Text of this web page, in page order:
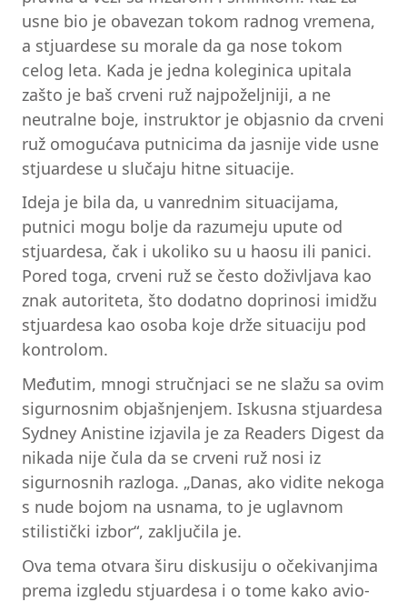
usne bio je obavezan tokom radnog vremena,
a stjuardese su morale da ga nose tokom
celog leta. Kada je jedna koleginica upitala
zašto je baš crveni ruž najpoželjniji, a ne
neutralne boje, instruktor je objasnio da crveni
ruž omogućava putnicima da jasnije vide usne
stjuardese u slučaju hitne situacije.
Ideja je bila da, u vanrednim situacijama,
putnici mogu bolje da razumeju upute od
stjuardesa, čak i ukoliko su u haosu ili panici.
Pored toga, crveni ruž se često doživljava kao
znak autoriteta, što dodatno doprinosi imidžu
stjuardesa kao osoba koje drže situaciju pod
kontrolom.
Međutim, mnogi stručnjaci se ne slažu sa ovim
sigurnosnim objašnjenjem. Iskusna stjuardesa
Sydney Anistine izjavila je za Readers Digest da
nikada nije čula da se crveni ruž nosi iz
sigurnosnih razloga. „Danas, ako vidite nekoga
s nude bojom na usnama, to je uglavnom
stilistički izbor“, zaključila je.
Ova tema otvara širu diskusiju o očekivanjima
prema izgledu stjuardesa i o tome kako avio-